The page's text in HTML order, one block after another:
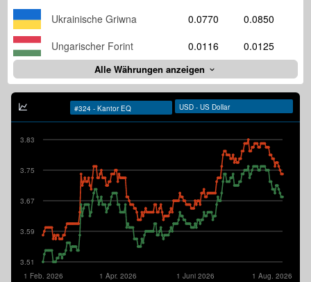
Ukrainische Griwna
0.0770
0.0850
Ungarischer Forint
0.0116 0.0125
Alle Währungen anzeigen
3.51
3.59
3.67
3.75
3.83
1 Aug. 2026
1 Juni 2026
1 Apr. 2026
1 Feb. 2026